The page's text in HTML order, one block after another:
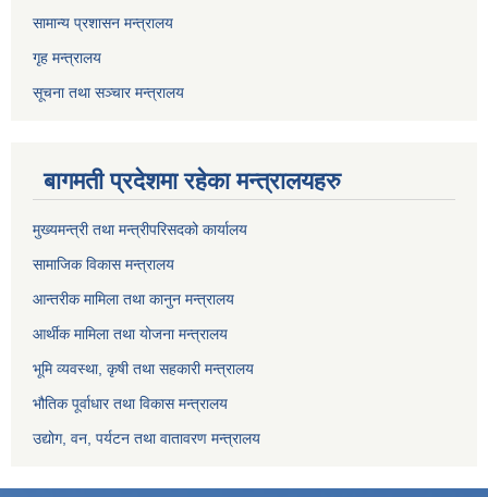
सामान्य प्रशासन मन्त्रालय
गृह मन्त्रालय
सूचना तथा सञ्चार मन्त्रालय
बागमती प्रदेशमा रहेका मन्त्रालयहरु
मुख्यमन्त्री तथा मन्त्रीपरिसदको कार्यालय
सामाजिक विकास मन्त्रालय
आन्तरीक मामिला तथा कानुन मन्त्रालय
आर्थीक मामिला तथा योजना मन्त्रालय
भूमि व्यवस्था, कृषी तथा सहकारी मन्त्रालय
भौतिक पूर्वाधार तथा विकास मन्त्रालय
उद्योग, वन, पर्यटन तथा वातावरण मन्त्रालय